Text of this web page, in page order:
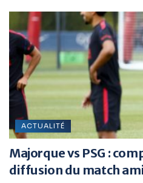
ACTUALITÉ
Majorque vs PSG :
diffusion du match